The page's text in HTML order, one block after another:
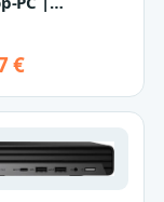
| Core i5-
16GB RA…
€